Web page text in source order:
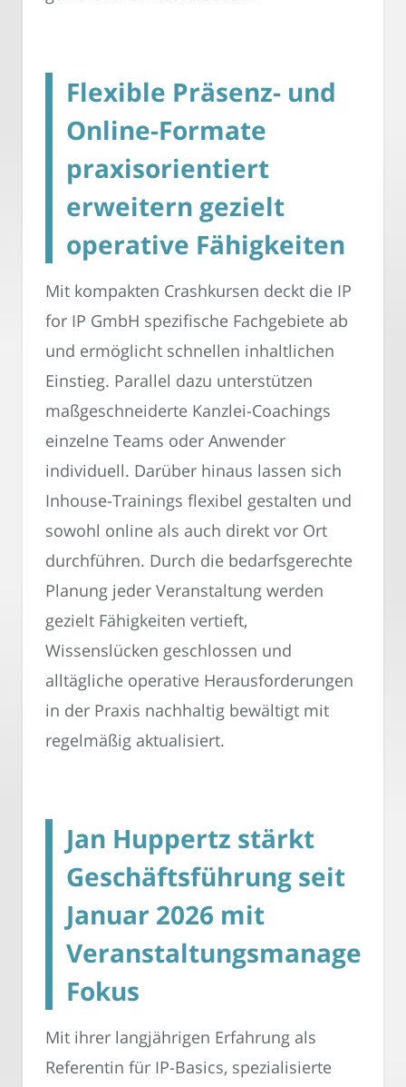
Flexible Präsenz- und
Online-Formate
praxisorientiert
erweitern gezielt
operative Fähigkeiten
Mit kompakten Crashkursen deckt die IP
for IP GmbH spezifische Fachgebiete ab
und ermöglicht schnellen inhaltlichen
Einstieg. Parallel dazu unterstützen
maßgeschneiderte Kanzlei-Coachings
einzelne Teams oder Anwender
individuell. Darüber hinaus lassen sich
Inhouse-Trainings flexibel gestalten und
sowohl online als auch direkt vor Ort
durchführen. Durch die bedarfsgerechte
Planung jeder Veranstaltung werden
gezielt Fähigkeiten vertieft,
Wissenslücken geschlossen und
alltägliche operative Herausforderungen
in der Praxis nachhaltig bewältigt mit
regelmäßig aktualisiert.
Jan Huppertz stärkt
Geschäftsführung seit
Januar 2026 mit
Fokus
Mit ihrer langjährigen Erfahrung als
Referentin für IP-Basics, spezialisierte